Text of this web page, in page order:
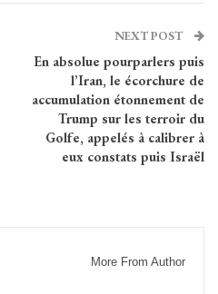
NEXT POST
En absolue pourparlers puis
l’Iran, le écorchure de
accumulation étonnement de
Trump sur les terroir du
Golfe, appelés à calibrer à
eux constats puis Israël
More From Author